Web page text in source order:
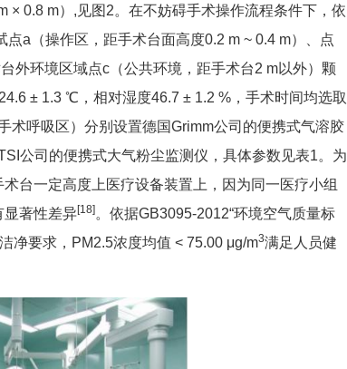
× 0.8 m）,见图2。在不妨碍手术操作流程条件下，依
a（操作区，距手术台面高度0.2 m ~ 0.4 m）、点
外环境区域点c（公共环境，距手术台2 m以外）颗
± 1.3 ℃，相对湿度46.7 ± 1.2 %，手术时间均选取
术呼吸区）分别设置德国Grimm公司的便携式气溶胶
公司的便携式大气粉尘监测仪，具体参数见表1。为
台一定高度上医疗设备装置上，因为同一医疗小组
显著性差异[18] 。依据GB3095-2012“环境空气质量标
净要求，PM2.5浓度均值 < 75.00 μg/m3满足人员健